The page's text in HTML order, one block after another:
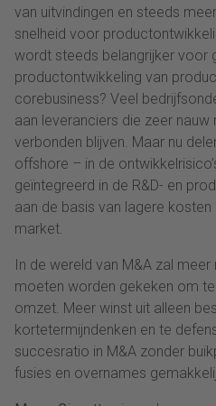
van uitvindingen en steeds
snelheid voor
wordt steeds belangrijker voor
productontwikkeling van
corebusiness? Veel
aan leveranciers die zeer nauw
verbonden blijven. Maar nu
offshore – in de
geïntegreerd in de R&D- en
aan de basis van lagere
market.
In de wereld van M&A zal
moeten worden gekeken om
omzet. Meer winst uit alleen
kortetermijndenken en te
succesratio in M&A zonder
fusies en overnames